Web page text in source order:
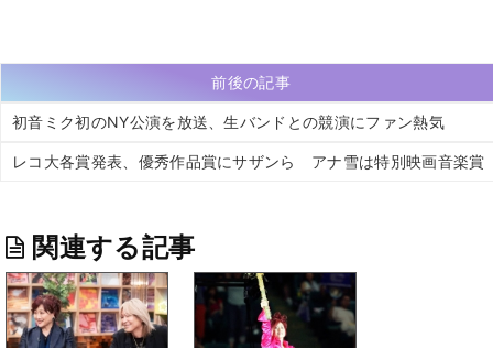
前後の記事
初音ミク初のNY公演を放送、生バンドとの競演にファン熱気
レコ大各賞発表、優秀作品賞にサザンら アナ雪は特別映画音楽賞
関連する記事